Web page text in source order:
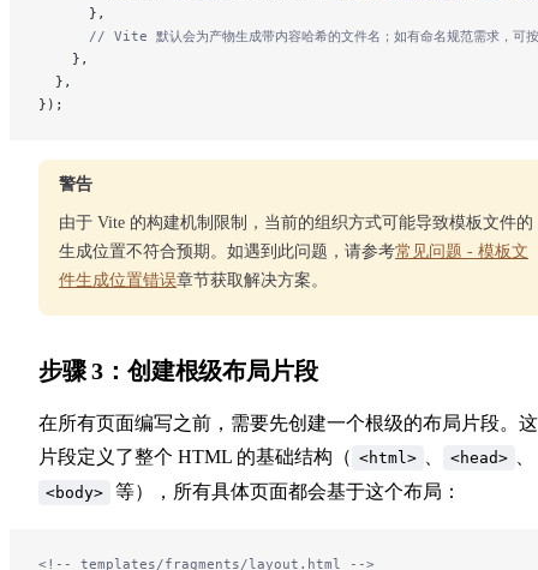
      },
// Vite 默认会为产物生成带内容哈希的文件名；如有命名规范需求，可
    },
  },
});
警告
由于 Vite 的构建机制限制，当前的组织方式可能导致模板文件的
生成位置不符合预期。如遇到此问题，请参考常见问题 - 模板文
件生成位置错误章节获取解决方案。
步骤 3：创建根级布局片段
在所有页面编写之前，需要先创建一个根级的布局片段。
片段定义了整个 HTML 的基础结构（ <html> <head>
<body> 等），所有具体页面都会基于这个布局：
<!-- templates/fragments/layout.html -->